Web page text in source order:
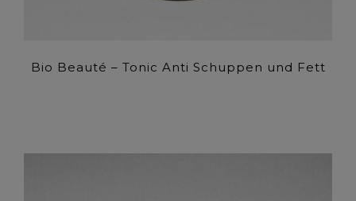
Bio Beauté – Tonic Anti Schuppen und Fett